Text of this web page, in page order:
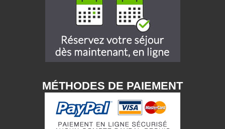
MÉTHODES DE PAIEMENT